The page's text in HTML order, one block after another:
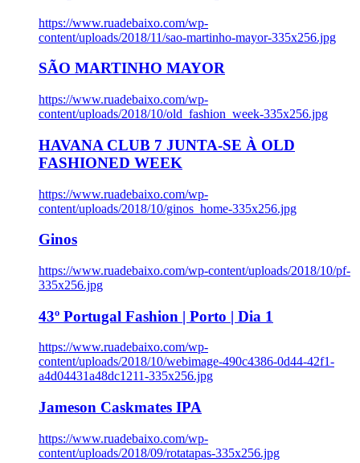
https://www.ruadebaixo.com/wp-
content/uploads/2018/11/sao-martinho-mayor-335x256.jpg
SÃO MARTINHO MAYOR
https://www.ruadebaixo.com/wp-
content/uploads/2018/10/old_fashion_week-335x256.jpg
HAVANA CLUB 7 JUNTA-SE À OLD
FASHIONED WEEK
https://www.ruadebaixo.com/wp-
content/uploads/2018/10/ginos_home-335x256.jpg
Ginos
https://www.ruadebaixo.com/wp-content/uploads/2018/10/pf-
335x256.jpg
43º Portugal Fashion | Porto | Dia 1
https://www.ruadebaixo.com/wp-
content/uploads/2018/10/webimage-490c4386-0d44-42f1-
a4d04431a48dc1211-335x256.jpg
Jameson Caskmates IPA
https://www.ruadebaixo.com/wp-
content/uploads/2018/09/rotatapas-335x256.jpg